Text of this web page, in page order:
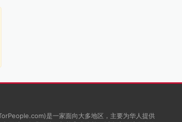
是一家面向大多地区，主要为华人提供